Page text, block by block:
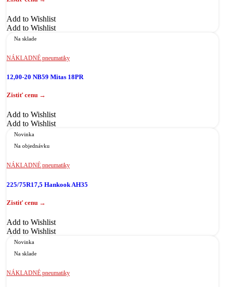
Add to Wishlist
Add to Wishlist
Na sklade
NÁKLADNÉ pneumatiky
12,00-20 NB59 Mitas 18PR
Add to Wishlist
Add to Wishlist
Novinka
Na objednávku
NÁKLADNÉ pneumatiky
225/75R17,5 Hankook AH35
Add to Wishlist
Add to Wishlist
Novinka
Na sklade
NÁKLADNÉ pneumatiky